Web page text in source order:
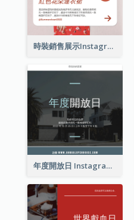
時裝銷售展示Instagram帖子
年度開放日 Instagram 帖子